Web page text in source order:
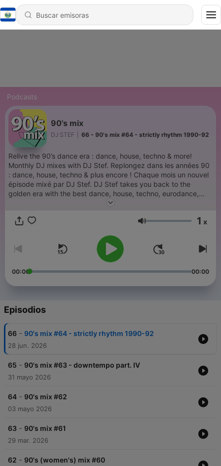
Podcasts
90's mix
DJ STEF 66 - 90's mix #64 - strictly rhythm 1990-92
Relive the 90’s dance era : dance, house, techno & more!
Monthly DJ mixes with DJ Stef. Replongez dans les années 90
: dance, house, techno & plus encore ! Chaque mois un nouvel
épisode mixé par DJ Stef. DJ Stef takes you back to the
golden era with the best dance, house, techno, eurodance,
music from the 90’s! Subscribe now and get a new DJ mix
avec les meilleurs sons dance, house, techno, eurodance, acid,
new beat et plus encore... Redécouvrez les meilleurs sons 90’s
– mixés et remixés comme à l’époque des clubs et raves. ♻️
90’s mix – recycle la musique des années 90 ! Abonnez-vous
Volumen 1 x
00:00 00:00
Episodios
66 - 90's mix #64 - strictly rhythm 1990-92
28 jun. 2026
65 - 90's mix #63 - downtempo part. IV
31 mayo 2026
64 - 90's mix #62
03 mayo 2026
63 - 90's mix #61
29 mar. 2026
62 - 90's (women's) mix #60